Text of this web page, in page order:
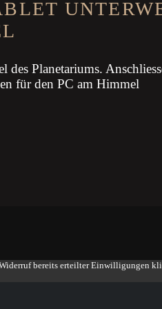
Planetariums.
für den PC am Himmel
bereits erteilter Einwilligungen